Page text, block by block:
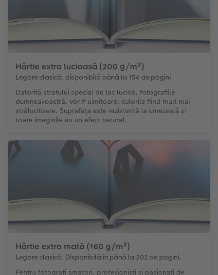
Hârtie extra lucioasă (200 g/m²)
Legare clasică, disponibilă până la 154 de pagini
Datorită stratului special de lac lucios, fotografiile
dumneavoastră. vor fi uimitoare, culorile fiind mult mai
strălucitoare. Suprafața este rezistentă la umezeală și
toate imaginile au un efect natural.
Hârtie extra mată (160 g/m²)
Legare clasică. Disponibilă în până la 202 de pagini.
Pentru fotografi amatori, profesioniști și pasionați de